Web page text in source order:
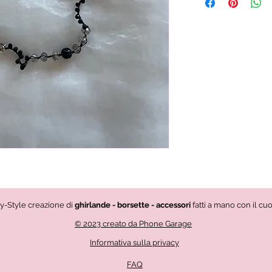
Style creazione di ghirlande - borsette - accessori fatti a mano con il
© 2023 creato da Phone Garage
Informativa sulla privacy
FAQ